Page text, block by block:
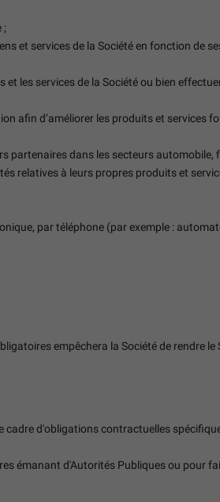
;
et services de la Société en fonction de
les services de la Société ou bien
afin d’améliorer les produits et services
partenaires dans les secteurs automobile,
relatives à leurs propres produits et
par téléphone (par exemple :
empêchera la Société de rendre le
cadre d'obligations contractuelles
émanant d'Autorités Publiques ou pour